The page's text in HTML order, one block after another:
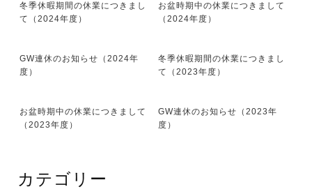
冬季休暇期間の休業につきまし
て（2024年度）
お盆時期中の休業につきまして
（2024年度）
GW連休のお知らせ（2024年
度）
冬季休暇期間の休業につきまし
て（2023年度）
お盆時期中の休業につきまして
（2023年度）
GW連休のお知らせ（2023年
度）
カテゴリー